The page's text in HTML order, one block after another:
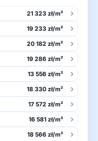
21 323 zł/m² ›
19 233 zł/m² ›
20 182 zł/m² ›
19 286 zł/m² ›
13 556 zł/m² ›
18 330 zł/m² ›
17 572 zł/m² ›
16 581 zł/m² ›
18 566 zł/m² ›